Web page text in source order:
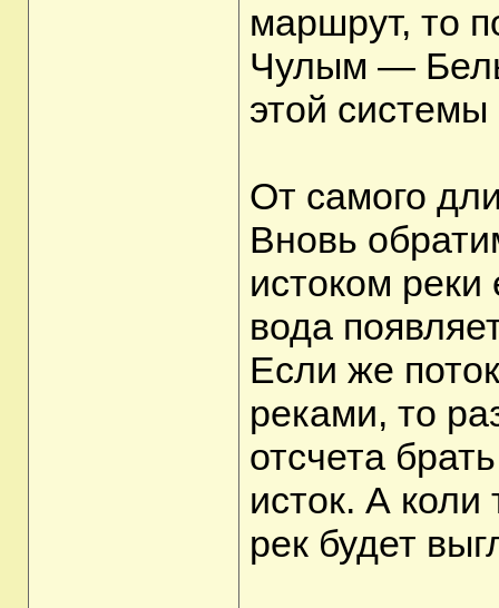
маршрут, то
Чулым —
этой
От самого
Вновь
истоком
вода
Если же
реками, то
отсчета
исток. А
рек будет